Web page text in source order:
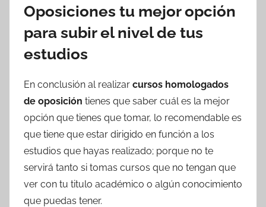
Oposiciones tu mejor opción
para subir el nivel de tus
estudios
En conclusión al realizar cursos homologados
de oposición tienes que saber cuál es la mejor
opción que tienes que tomar, lo recomendable es
que tiene que estar dirigido en función a los
estudios que hayas realizado; porque no te
servirá tanto si tomas cursos que no tengan que
ver con tu titulo académico o algún conocimiento
que puedas tener.